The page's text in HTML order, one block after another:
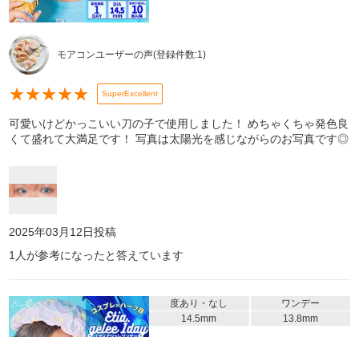
モアコンユーザーの声(登録件数:1)
★★★★★ SuperExcellent
可愛いけどかっこいい刀の子で使用しました！ めちゃくちゃ発色良
くて盛れて大満足です！ 写真は太陽光を感じながらのお写真です◎
2025年03月12日投稿
1 人が参考になったと答えています
度あり・なし
ワンデー
14.5mm
13.8mm